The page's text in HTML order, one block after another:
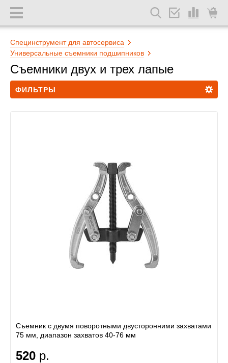
Специнструмент для автосервиса
Универсальные съемники подшипников
Съемники двух и трех лапые
ФИЛЬТРЫ
Съемник с двумя поворотными двусторонними захватами
75 мм, диапазон захватов 40-76 мм
520 р.